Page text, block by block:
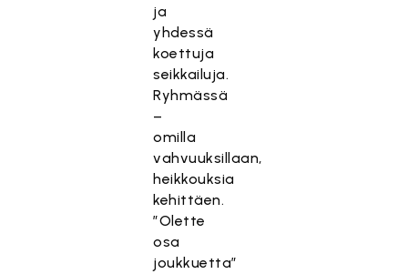
ja
yhdessä
koettuja
seikkailuja.
Ryhmässä
–
omilla
vahvuuksillaan,
heikkouksia
kehittäen.
”Olette
osa
joukkuetta”